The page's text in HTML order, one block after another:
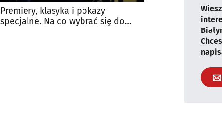
Premiery, klasyka i pokazy
specjalne. Na co wybrać się do